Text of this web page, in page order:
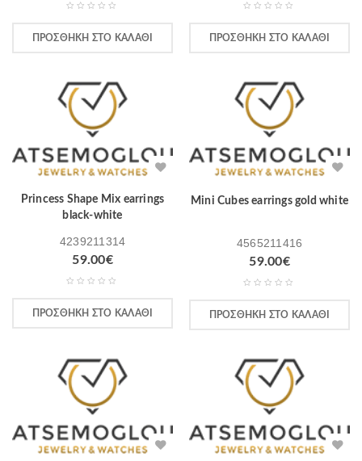
ΠΡΟΣΘΉΚΗ ΣΤΟ ΚΑΛΆΘΙ ΠΡΟΣΘΉΚΗ ΣΤΟ ΚΑΛΆΘΙ
Princess Shape Mix earrings
black-white
4239211314
59.00€
ΠΡΟΣΘΉΚΗ ΣΤΟ ΚΑΛΆΘΙ
Mini Cubes earrings gold white
4565211416
59.00€
ΠΡΟΣΘΉΚΗ ΣΤΟ ΚΑΛΆΘΙ